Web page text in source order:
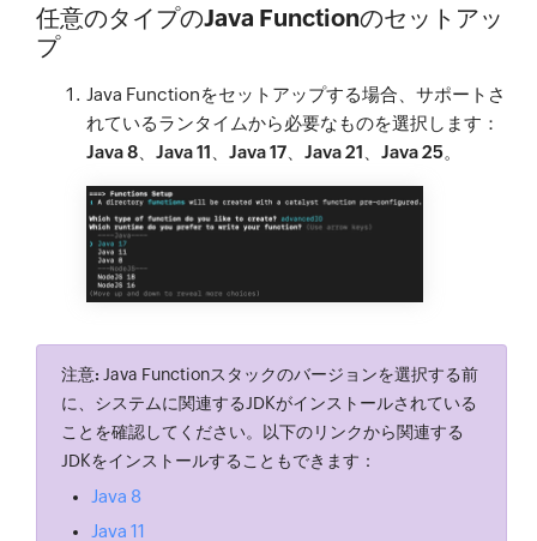
任意のタイプのJava Functionのセットアッ
プ
Java Functionをセットアップする場合、サポートさ
れているランタイムから必要なものを選択します：
Java 8
Java 11 Java 17 Java 21 Java 25。
注意: Java Functionスタックのバージョンを選択する前
に、システムに関連するJDKがインストールされている
ことを確認してください。以下のリンクから関連する
JDKをインストールすることもできます：
Java 8
Java 11